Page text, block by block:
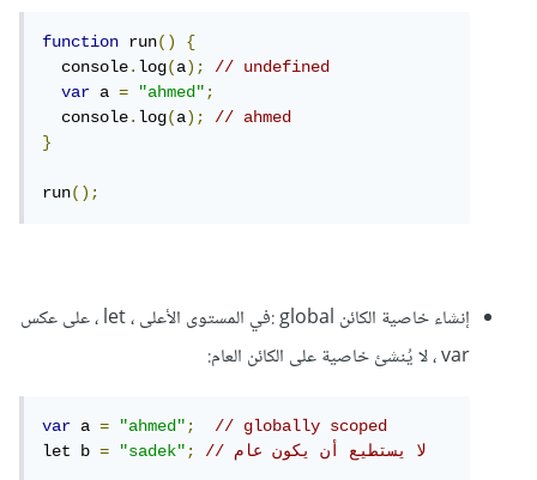
function run()
{
  console
.log(a);
// undefined
var a = "ahmed";
  console
.log(a);
// ahmed
}
run();
إنشاء خاصية الكائن global :في المستوى الأعلى ، let ، على عكس
var ، لا يُنشئ خاصية على الكائن العام:
var a = "ahmed";
// globally scoped
let b = "sadek";